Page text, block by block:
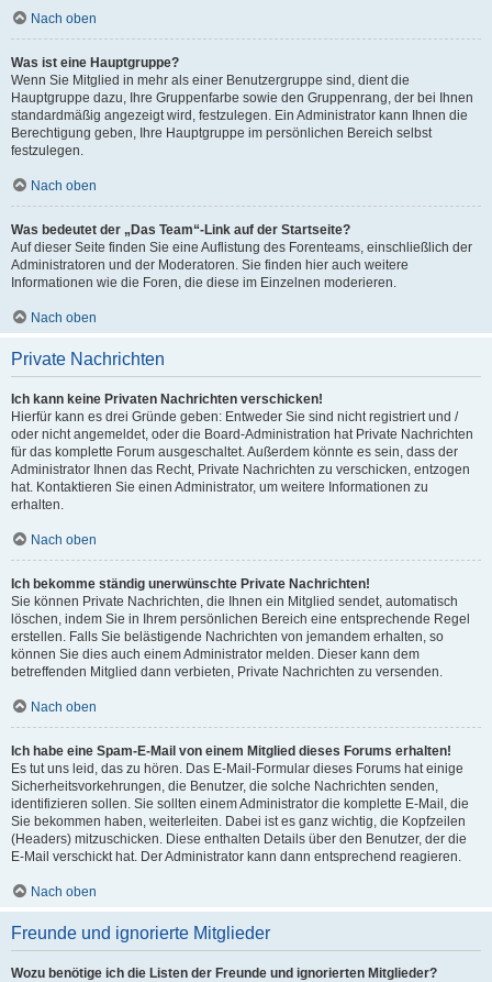
Nach oben
Was ist eine Hauptgruppe?
Wenn Sie Mitglied in mehr als einer Benutzergruppe sind, dient die
Hauptgruppe dazu, Ihre Gruppenfarbe sowie den Gruppenrang, der bei Ihnen
standardmäßig angezeigt wird, festzulegen. Ein Administrator kann Ihnen die
Berechtigung geben, Ihre Hauptgruppe im persönlichen Bereich selbst
festzulegen.
Nach oben
Was bedeutet der „Das Team“-Link auf der Startseite?
Auf dieser Seite finden Sie eine Auflistung des Forenteams, einschließlich der
Administratoren und der Moderatoren. Sie finden hier auch weitere
Informationen wie die Foren, die diese im Einzelnen moderieren.
Nach oben
Private Nachrichten
Ich kann keine Privaten Nachrichten verschicken!
Hierfür kann es drei Gründe geben: Entweder Sie sind nicht registriert und /
oder nicht angemeldet, oder die Board-Administration hat Private Nachrichten
für das komplette Forum ausgeschaltet. Außerdem könnte es sein, dass der
Administrator Ihnen das Recht, Private Nachrichten zu verschicken, entzogen
hat. Kontaktieren Sie einen Administrator, um weitere Informationen zu
erhalten.
Nach oben
Ich bekomme ständig unerwünschte Private Nachrichten!
Sie können Private Nachrichten, die Ihnen ein Mitglied sendet, automatisch
löschen, indem Sie in Ihrem persönlichen Bereich eine entsprechende Regel
erstellen. Falls Sie belästigende Nachrichten von jemandem erhalten, so
können Sie dies auch einem Administrator melden. Dieser kann dem
betreffenden Mitglied dann verbieten, Private Nachrichten zu versenden.
Nach oben
Ich habe eine Spam-E-Mail von einem Mitglied dieses Forums erhalten!
Es tut uns leid, das zu hören. Das E-Mail-Formular dieses Forums hat einige
Sicherheitsvorkehrungen, die Benutzer, die solche Nachrichten senden,
identifizieren sollen. Sie sollten einem Administrator die komplette E-Mail, die
Sie bekommen haben, weiterleiten. Dabei ist es ganz wichtig, die Kopfzeilen
(Headers) mitzuschicken. Diese enthalten Details über den Benutzer, der die
E-Mail verschickt hat. Der Administrator kann dann entsprechend reagieren.
Nach oben
Freunde und ignorierte Mitglieder
Wozu benötige ich die Listen der Freunde und ignorierten Mitglieder?